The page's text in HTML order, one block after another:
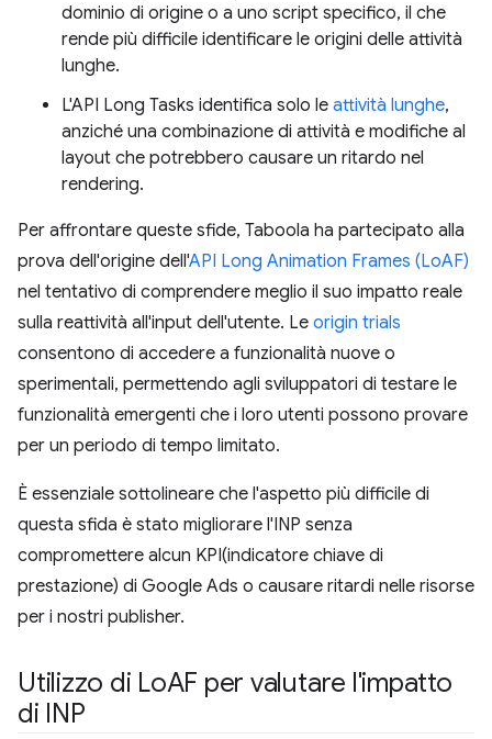
dominio di origine o a uno script specifico, il che
rende più difficile identificare le origini delle attività
lunghe.
L'API Long Tasks identifica solo le attività lunghe,
anziché una combinazione di attività e modifiche al
layout che potrebbero causare un ritardo nel
rendering.
Per affrontare queste sfide, Taboola ha partecipato alla
prova dell'origine dell'API Long Animation Frames (LoAF)
nel tentativo di comprendere meglio il suo impatto reale
sulla reattività all'input dell'utente. Le origin trials
consentono di accedere a funzionalità nuove o
sperimentali, permettendo agli sviluppatori di testare le
funzionalità emergenti che i loro utenti possono provare
per un periodo di tempo limitato.
È essenziale sottolineare che l'aspetto più difficile di
questa sfida è stato migliorare l'INP senza
compromettere alcun KPI(indicatore chiave di
prestazione) di Google Ads o causare ritardi nelle risorse
per i nostri publisher.
Utilizzo di LoAF per valutare l'impatto
di INP